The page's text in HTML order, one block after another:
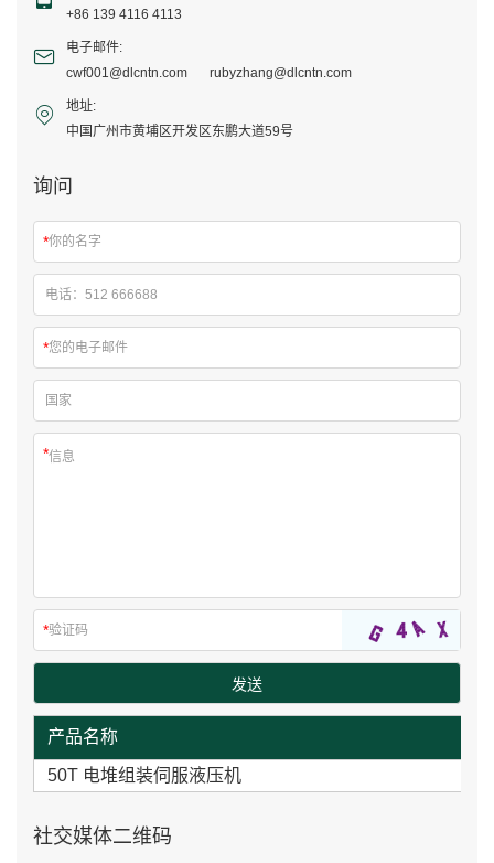
+86 139 4116 4113
电子邮件:
cwf001@dlcntn.com
rubyzhang@dlcntn.com
地址:
中国广州市黄埔区开发区东鹏大道59号
询问
产品名称
50T 电堆组装伺服液压机
社交媒体二维码